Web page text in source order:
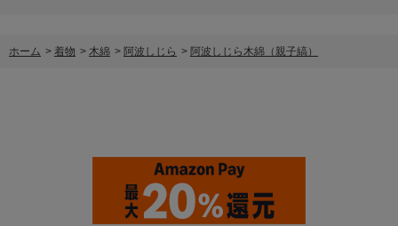
ホーム > 着物 > 木綿 > 阿波しじら > 阿波しじら木綿（親子縞）